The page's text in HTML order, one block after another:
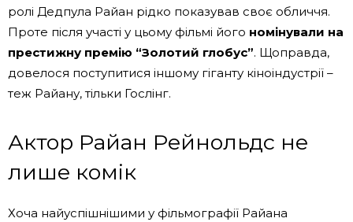
ролі Дедпула Райан рідко показував своє обличчя.
Проте після участі у цьому фільмі його номінували на
престижну премію “Золотий глобус”. Щоправда,
довелося поступитися іншому гіганту кіноіндустрії –
теж Райану, тільки Гослінг.
Актор Райан Рейнольдс не
лише комік
Хоча найуспішнішими у фільмографії Райана